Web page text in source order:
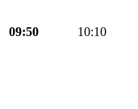
09:50 10:10